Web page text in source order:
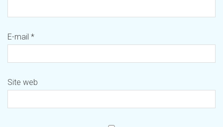
E-mail *
Site web